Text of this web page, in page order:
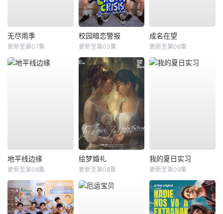
无尽雨季
更新至第07集
校园暗恋警报
更新至第03集
成名在望
更新至第06集
地平线边缘
更新至第08集
绘梦婚礼
更新至第08集
我的夏日实习
更新至第09集